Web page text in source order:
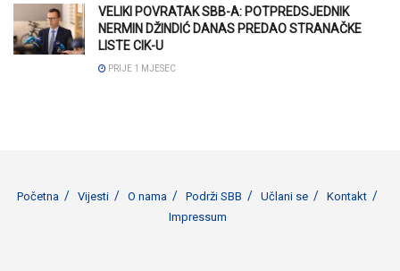
VELIKI POVRATAK SBB-A: POTPREDSJEDNIK
NERMIN DŽINDIĆ DANAS PREDAO STRANAČKE
LISTE CIK-U
PRIJE 1 MJESEC
Početna Vijesti O nama Podrži SBB Učlani se
Kontakt
Impressum